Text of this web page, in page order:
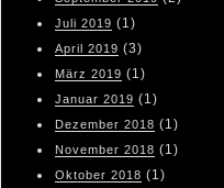
Juli 2019 (1)
April 2019 (3)
März 2019 (1)
Januar 2019 (1)
Dezember 2018 (1)
November 2018 (1)
Oktober 2018 (1)